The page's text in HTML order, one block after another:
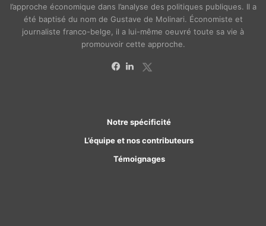
l’approche économique dans l’analyse des politiques publiques. Il a
été baptisé du nom de Gustave de Molinari. Économiste et
journaliste franco-belge, il a lui-même oeuvré toute sa vie à
promouvoir cette approche.
Notre spécificité
L’équipe et nos contributeurs
Témoignages